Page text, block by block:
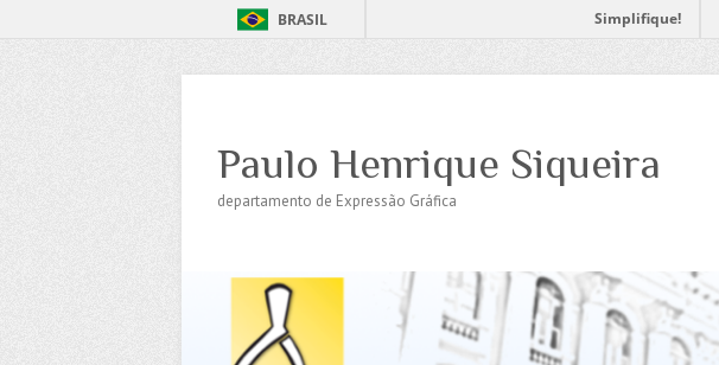
BRASIL Simplifique!
Paulo Henrique Siqueira
departamento de Expressão Gráfica